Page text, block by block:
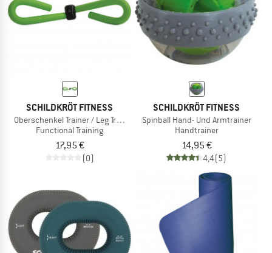
SCHILDKRÖT FITNESS
Oberschenkel Trainer / Leg Trainer
Functional Training
17,95 €
(0)
SCHILDKRÖT FITNESS
Spinball Hand- Und Armtrainer
Handtrainer
14,95 €
4,4(5)